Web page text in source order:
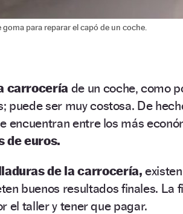
para reparar el capó de un coche.
carrocería de un coche, como
puede ser muy costosa. De
encuentran entre los más
de euros.
de la carrocería,
buenos resultados finales. La
el taller y tener que pagar.